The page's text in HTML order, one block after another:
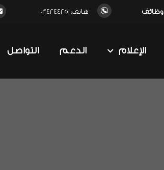
وظائف هاتف: 034244251
الإعلام الدعم التواصل